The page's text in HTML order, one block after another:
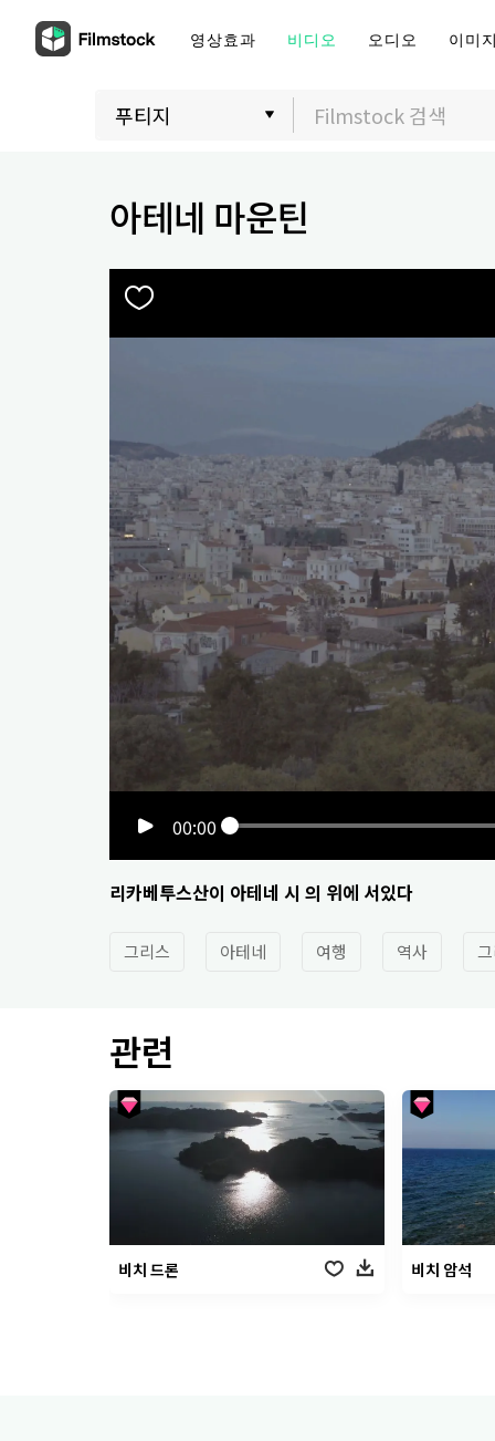
영상효과 비디오 오디오 이미
아테네 마운틴
00:00
리카베투스산이 아테네 시 의 위에 서있다
그리스 아테네 여행 역사
관련
비치 드론 비치 암석